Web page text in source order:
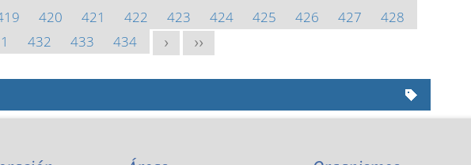
420 421 422 423 424 425 426 427
428
432 433 434 > >>